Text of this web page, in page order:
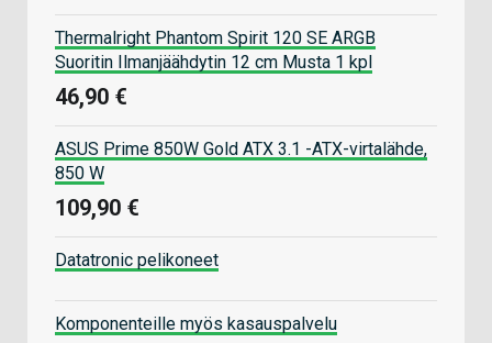
Thermalright Phantom Spirit 120 SE ARGB
Suoritin Ilmanjäähdytin 12 cm Musta 1 kpl
46,90 €
ASUS Prime 850W Gold ATX 3.1 -ATX-virtalähde,
850 W
109,90 €
Datatronic pelikoneet
Komponenteille myös kasauspalvelu